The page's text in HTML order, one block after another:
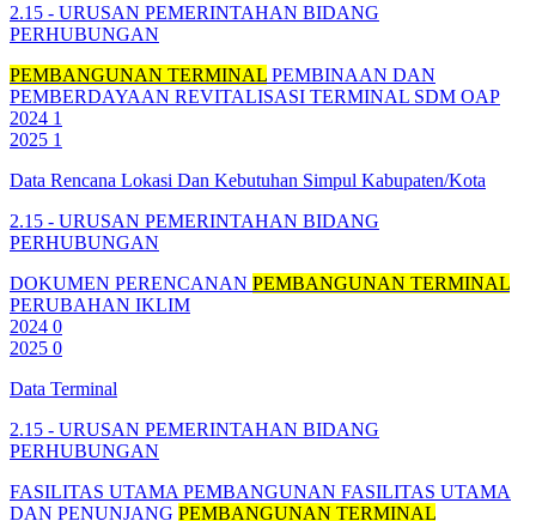
2.15 - URUSAN PEMERINTAHAN BIDANG
PERHUBUNGAN
PEMBANGUNAN TERMINAL PEMBINAAN DAN
PEMBERDAYAAN REVITALISASI TERMINAL SDM OAP
2024 1
2025 1
Data Rencana Lokasi Dan Kebutuhan Simpul Kabupaten/Kota
2.15 - URUSAN PEMERINTAHAN BIDANG
PERHUBUNGAN
DOKUMEN PERENCANAN PEMBANGUNAN TERMINAL
PERUBAHAN IKLIM
2024 0
2025 0
Data Terminal
2.15 - URUSAN PEMERINTAHAN BIDANG
PERHUBUNGAN
FASILITAS UTAMA PEMBANGUNAN FASILITAS UTAMA
DAN PENUNJANG PEMBANGUNAN TERMINAL